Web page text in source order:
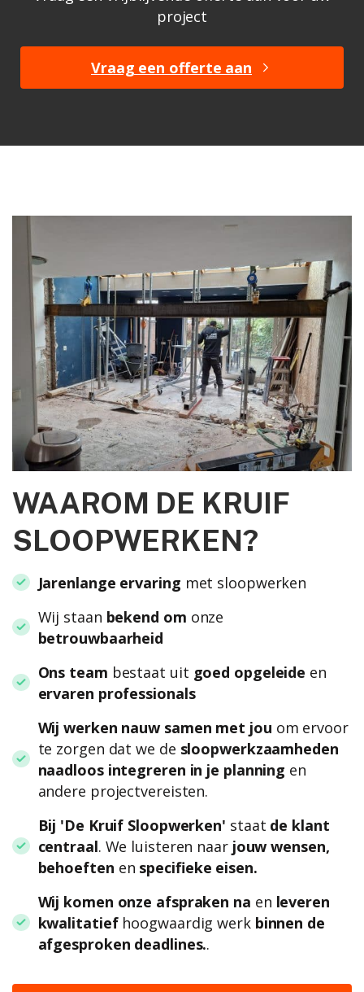
project
Vraag een offerte aan
WAAROM DE KRUIF
SLOOPWERKEN?
Jarenlange ervaring met sloopwerken
Wij staan bekend om onze
betrouwbaarheid
Ons team bestaat uit goed opgeleide en
ervaren professionals
Wij werken nauw samen met jou om ervoor
te zorgen dat we de sloopwerkzaamheden
naadloos integreren in je planning en
andere projectvereisten.
Bij 'De Kruif Sloopwerken' staat de klant
centraal. We luisteren naar jouw wensen,
behoeften en specifieke eisen.
Wij komen onze afspraken na en leveren
kwalitatiefhoogwaardig werk binnen de
afgesproken deadlines..